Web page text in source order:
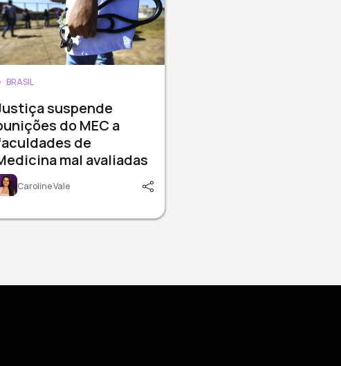
BRASIL
suspende
do MEC a
de
mal avaliadas
Caroline Vale